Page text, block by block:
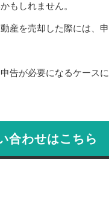
もしれません。
産を売却した際には、
告が必要になるケース
合わせはこちら